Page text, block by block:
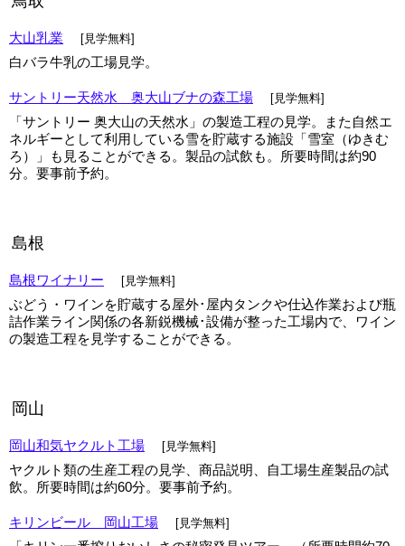
大山乳業 [見学無料]
白バラ牛乳の工場見学。
サントリー天然水 奥大山ブナの森工場 [見学無料]
「サントリー 奥大山の天然水」の製造工程の見学。また自然エ
ネルギーとして利用している雪を貯蔵する施設「雪室（ゆきむ
ろ）」も見ることができる。製品の試飲も。所要時間は約90
分。要事前予約。
島根
島根ワイナリー [見学無料]
ぶどう・ワインを貯蔵する屋外･屋内タンクや仕込作業および瓶
詰作業ライン関係の各新鋭機械･設備が整った工場内で、ワイン
の製造工程を見学することができる。
岡山
岡山和気ヤクルト工場 [見学無料]
ヤクルト類の生産工程の見学、商品説明、自工場生産製品の試
飲。所要時間は約60分。要事前予約。
キリンビール 岡山工場 [見学無料]